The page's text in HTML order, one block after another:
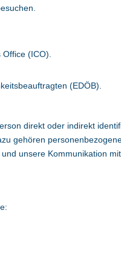
Office (ICO).
(EDÖB).
direkt oder indirekt
gehören
unsere Kommunikation mit